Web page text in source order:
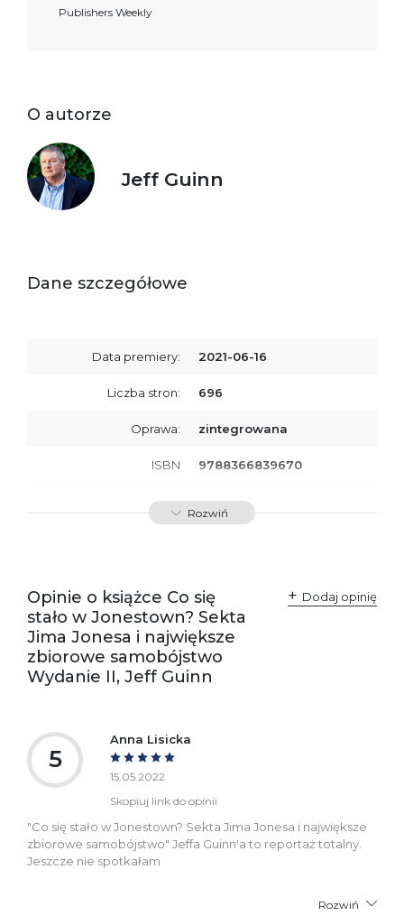
Publishers Weekly
O autorze
Jeff Guinn
Dane szczegółowe
Data premiery: 2021-06-16
Liczba stron: 696
Oprawa: zintegrowana
ISBN 9788366839670
SKU: K800057
Polska
kontakt@wydajenamsie.pl
+48 61 623 38 38
Ostrzeżenia oraz
informacje dotyczące
bezpieczeństwa:
Załącznik PDF
Rozwiń
Opinie o książce Co się
stało w Jonestown? Sekta
Jima Jonesa i największe
zbiorowe samobójstwo
Wydanie II, Jeff Guinn
Dodaj opinię
5
Anna Lisicka
15.05.2022
Skopiuj link do opinii
"Co się stało w Jonestown? Sekta Jima Jonesa i największe
zbiorowe samobójstwo" Jeffa Guinn'a to reportaż totalny.
Jeszcze nie spotkałam
Rozwiń